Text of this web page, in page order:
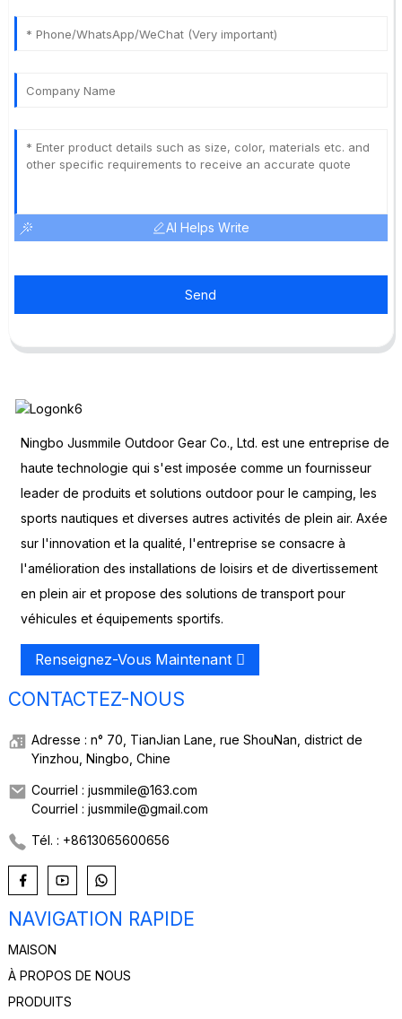
AI Helps Write
Send
Ningbo Jusmmile Outdoor Gear Co., Ltd. est une entreprise de
haute technologie qui s'est imposée comme un fournisseur
leader de produits et solutions outdoor pour le camping, les
sports nautiques et diverses autres activités de plein air. Axée
sur l'innovation et la qualité, l'entreprise se consacre à
l'amélioration des installations de loisirs et de divertissement
en plein air et propose des solutions de transport pour
véhicules et équipements sportifs.
Renseignez-Vous Maintenant
CONTACTEZ-NOUS
Adresse : n° 70, TianJian Lane, rue ShouNan, district de
Yinzhou, Ningbo, Chine
Courriel : jusmmile@163.com
Courriel : jusmmile@gmail.com
Tél. : +8613065600656
NAVIGATION RAPIDE
MAISON
À PROPOS DE NOUS
PRODUITS